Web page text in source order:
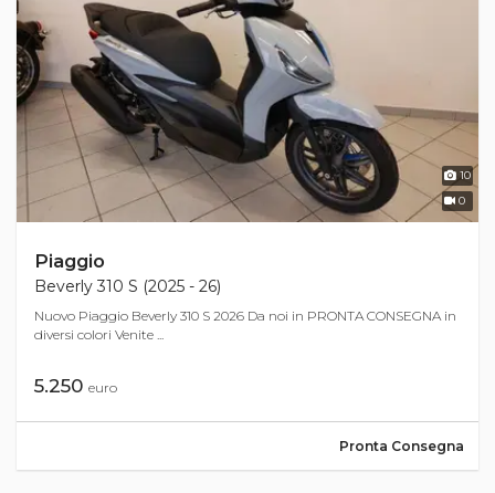
10
0
Piaggio
Beverly 310 S (2025 - 26)
Nuovo Piaggio Beverly 310 S 2026 Da noi in PRONTA CONSEGNA in
diversi colori Venite ...
5.250 euro
Pronta Consegna